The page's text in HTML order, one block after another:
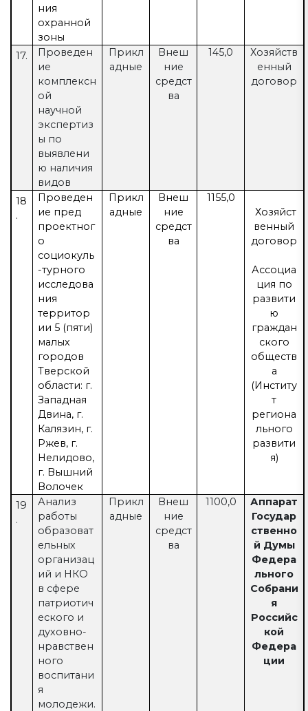
ния
охранной
зоны
17.
Проведен
ие
комплексн
ой
научной
экспертиз
ы по
выявлени
ю наличия
видов
Прикл
адные
Внеш
ние
средст
ва
145,0
Хозяйств
енный
договор
18
.
Проведен
ие пред
проектног
о
социокуль
-турного
исследова
ния
территор
ии 5 (пяти)
малых
городов
Тверской
области: г.
Западная
Двина, г.
Калязин, г.
Ржев, г.
Нелидово,
г. Вышний
Волочек
Прикл
адные
Внеш
ние
средст
ва
1155,0
Хозяйст
венный
договор
Ассоциа
ция по
развити
ю
граждан
ского
обществ
а
(Институ
т
региона
льного
развити
я)
19
.
Анализ
работы
образоват
ельных
организац
ий и НКО
в сфере
патриотич
еского и
духовно-
нравствен
ного
воспитани
я
молодежи.
Прикл
адные
Внеш
ние
средст
ва
1100,0
Аппарат
Государ
ственно
й Думы
Федера
льного
Собрани
я
Российс
кой
Федера
ции